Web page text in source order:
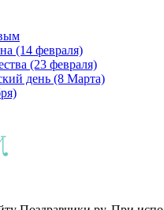
(14 февраля)
(23 февраля)
день (8 Марта)